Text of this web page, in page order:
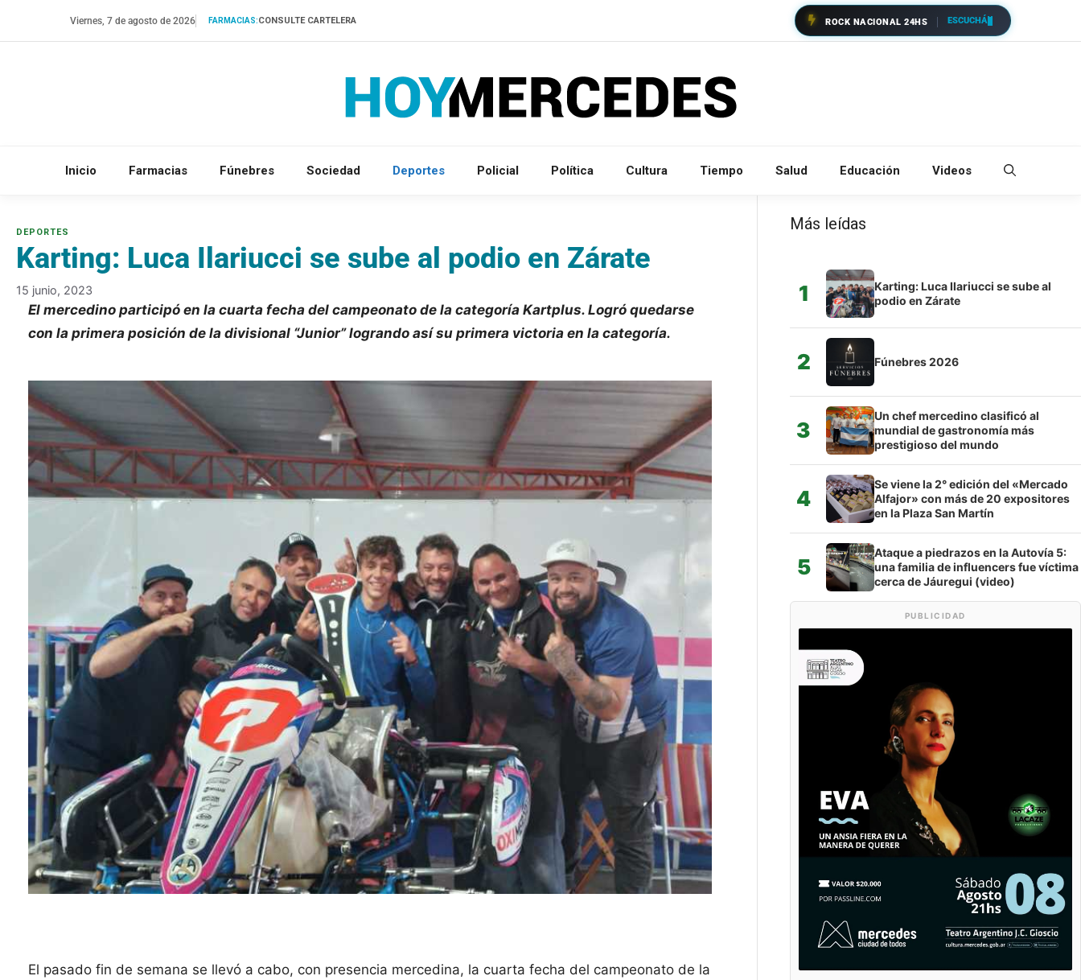
Viernes, 7 de agosto de 2026 FARMACIAS:CONSULTE CARTELERA ROCK NACIONAL 24HS ESCUCHÁ
Inicio Farmacias Fúnebres Sociedad Deportes Policial Política Cultura Tiempo Salud Educación Videos
Karting: Luca Ilariucci se sube al podio en Zárate
15 junio, 2023
El mercedino participó en la cuarta fecha del campeonato de la categoría Kartplus. Logró quedarse
con la primera posición de la divisional “Junior” logrando así su primera victoria en la categoría.
El pasado fin de semana se llevó a cabo, con presencia mercedina, la cuarta fecha del campeonato de la
Más leídas
1
Karting: Luca Ilariucci se sube al
podio en Zárate
2 Fúnebres 2026
3
Un chef mercedino clasificó al
mundial de gastronomía más
prestigioso del mundo
4
Se viene la 2° edición del «Mercado
Alfajor» con más de 20 expositores
en la Plaza San Martín
5
Ataque a piedrazos en la Autovía 5:
una familia de influencers fue víctima
cerca de Jáuregui (video)
PUBLICIDAD